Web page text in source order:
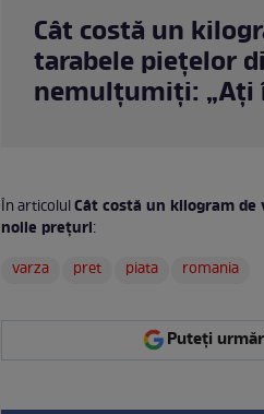
Cât costă un
tarabele piețelor
nemulțumiți: „Ați
În articolulCât costă un kilogram
noile prețuri:
varza
pret piata romania
Puteți